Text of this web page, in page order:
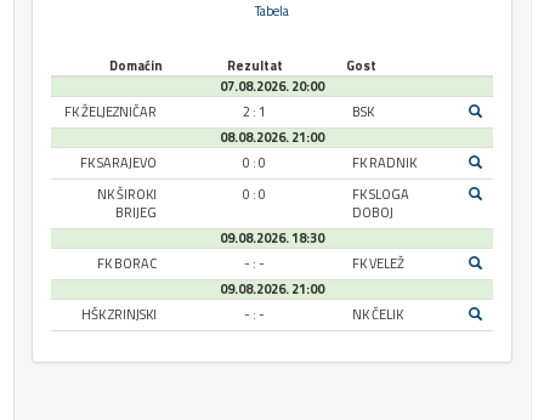
Tabela
Domaćin Rezultat
Gost
07.08.2026. 20:00
FK ŽELJEZNIČAR
2 : 1
BSK
08.08.2026. 21:00
FK SARAJEVO
0 : 0
FK RADNIK
NK ŠIROKI
BRIJEG
0 : 0
FK SLOGA
DOBOJ
09.08.2026. 18:30
FK BORAC
- : -
FK VELEŽ
09.08.2026. 21:00
HŠK ZRINJSKI
- : - NK ČELIK